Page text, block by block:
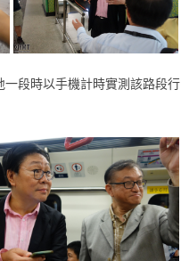
段時以手機計時實測該路段行